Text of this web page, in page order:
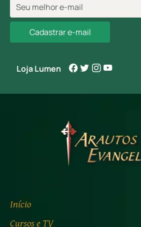
Cadastrar e-mail
Loja Lumen
Início
Cursos e TV